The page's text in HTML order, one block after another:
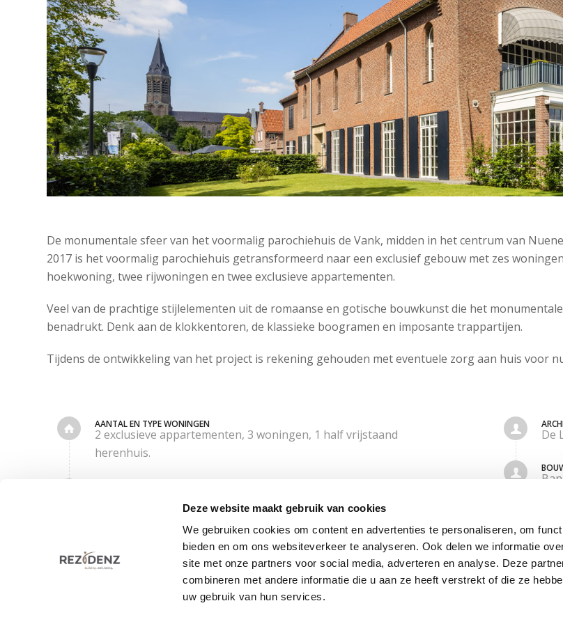
Deze website maakt gebruik van cookies
We gebruiken cookies om content en advertenties te personaliseren, om
bieden en om ons websiteverkeer te analyseren. Ook delen we informatie
site met onze partners voor social media, adverteren en analyse. Deze
combineren met andere informatie die u aan ze heeft verstrekt of die ze
uw gebruik van hun services.
De monumentale sfeer van het voormalig parochiehuis de Vank, midden in het centrum van
2017 is het voormalig parochiehuis getransformeerd naar een exclusief gebouw met zes
hoekwoning, twee rijwoningen en twee exclusieve appartementen.
Veel van de prachtige stijlelementen uit de romaanse en gotische bouwkunst die het
benadrukt. Denk aan de klokkentoren, de klassieke boogramen en imposante trappartijen.
Tijdens de ontwikkeling van het project is rekening gehouden met eventuele zorg aan huis voor
AANTAL EN TYPE WONINGEN
2 exclusieve appartementen, 3 woningen, 1 half vrijstaand
herenhuis.
€ 390.000 – € 745.000 v.o.n.
De